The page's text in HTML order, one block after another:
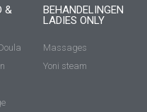
&
BEHANDELINGEN
LADIES ONLY
Massages
Yoni steam